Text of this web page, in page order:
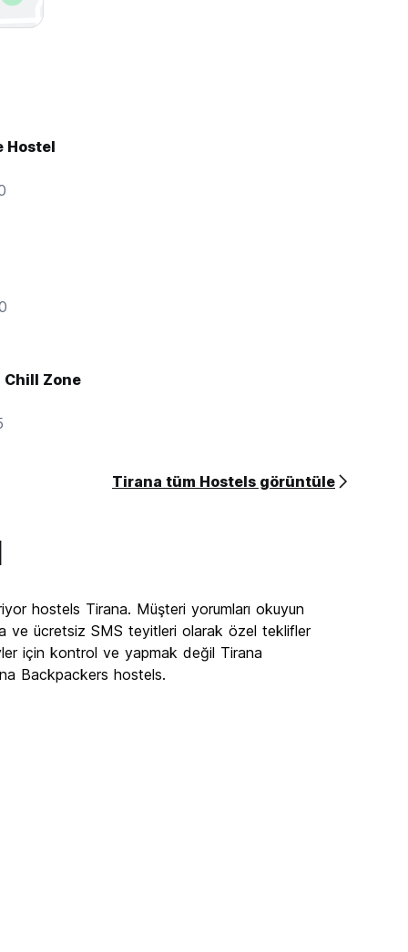
Hostel
Zone
Tirana tüm Hostels görüntüle
hostels Tirana. Müşteri yorumları okuyun
ve ücretsiz SMS teyitleri olarak özel teklifler
için kontrol ve yapmak değil Tirana
Backpackers hostels.